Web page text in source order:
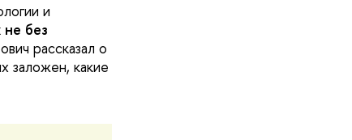
и
без
рассказал о
заложен, какие